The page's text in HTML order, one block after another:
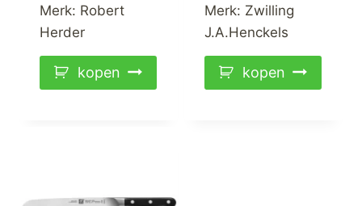
Merk: Robert
Herder
kopen
Merk: Zwilling
J.A.Henckels
kopen